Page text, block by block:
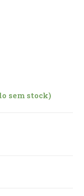
sem stock)